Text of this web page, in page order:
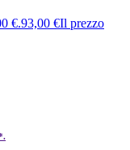
€.93,00 €Il prezzo